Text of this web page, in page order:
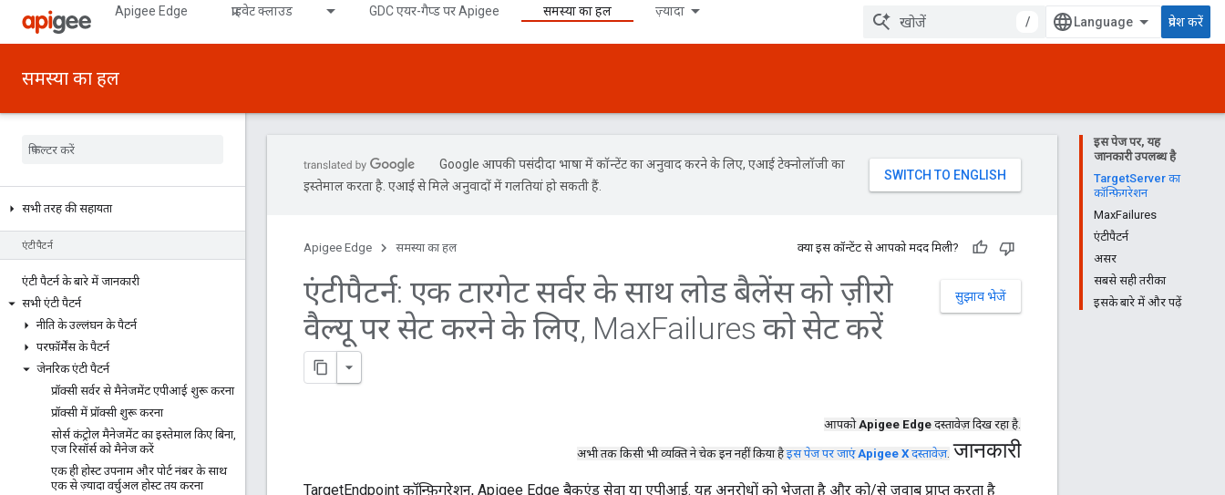
Apigee Edge प्राइवेट क्लाउड GDC एयर-गैप्ड पर Apigee समस्या का हल ज़्यादा
/ प्रवेश करें
समस्या का हल
सभी तरह की सहायता
एंटीपैटर्न
एंटी पैटर्न के बारे में जानकारी
सभी एंटी पैटर्न
नीति के उल्लंघन के पैटर्न
परफ़ॉर्मेंस के पैटर्न
जेनरिक एंटी पैटर्न
प्रॉक्सी सर्वर से मैनेजमेंट एपीआई शुरू करना
प्रॉक्सी में प्रॉक्सी शुरू करना
सोर्स कंट्रोल मैनेजमेंट का इस्तेमाल किए बिना,
एज रिसॉर्स को मैनेज करें
एक ही होस्ट उपनाम और पोर्ट नंबर के साथ
एक से ज़्यादा वर्चुअल होस्ट तय करना
इस पेज पर, यह
जानकारी उपलब्ध है
TargetServer का
कॉन्फ़िगरेशन
MaxFailures
एंटीपैटर्न
असर
सबसे सही तरीका
इसके बारे में और पढ़ें
Google आपकी पसंदीदा भाषा में कॉन्टेंट का अनुवाद करने के लिए, एआई टेक्नोलॉजी का
इस्तेमाल करता है. एआई से मिले अनुवादों में गलतियां हो सकती हैं.
Apigee Edge समस्या का हल क्या इस कॉन्टेंट से आपको मदद मिली?
सुझाव भेजें
एंटीपैटर्न: एक टारगेट सर्वर के साथ लोड बैलेंस को ज़ीरो
वैल्यू पर सेट करने के लिए, MaxFailures को सेट करें
आपकोApigee Edge दस्तावेज़ दिख रहा है.
अभी तक किसी भी व्यक्ति ने चेक इन नहीं किया हैइस पेज पर जाएंApigee X दस्तावेज़. जानकारी
TargetEndpoint कॉन्फ़िगरेशन, Apigee Edge बैकएंड सेवा या एपीआई. यह अनुरोधों को भेजता है और को/से जवाब प्राप्त करता है